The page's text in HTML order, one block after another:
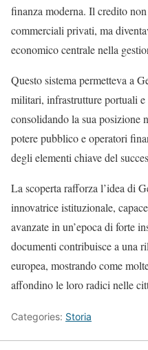
finanza moderna. Il credito
commerciali privati, ma
economico centrale nella
Questo sistema permetteva a
militari, infrastrutture portuali
consolidando la sua posizione
potere pubblico e operatori
degli elementi chiave del
La scoperta rafforza l’idea di
innovatrice istituzionale,
avanzate in un’epoca di forte
documenti contribuisce a una
europea, mostrando come
affondino le loro radici nelle
Categories: Storia